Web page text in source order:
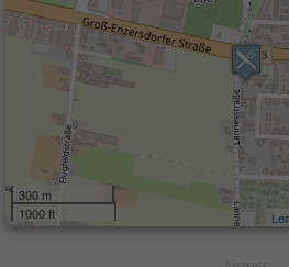
300 m
1000 ft